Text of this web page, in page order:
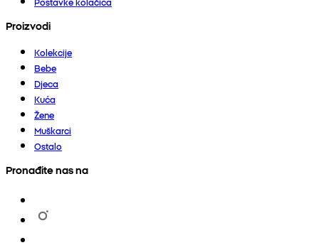
Proizvodi
Kolekcije
Bebe
Djeca
Kuća
Žene
Muškarci
Ostalo
Pronađite nas na